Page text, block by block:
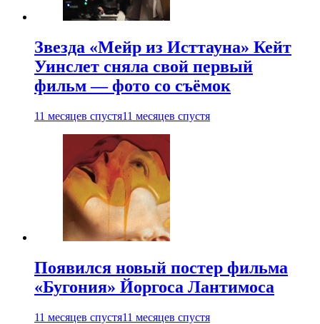
Звезда «Мейр из Исттауна» Кейт
Уинслет сняла свой первый
фильм — фото со съёмок
11 месяцев спустя11 месяцев спустя
Появился новый постер фильма
«Бугония» Йоргоса Лантимоса
11 месяцев спустя11 месяцев спустя